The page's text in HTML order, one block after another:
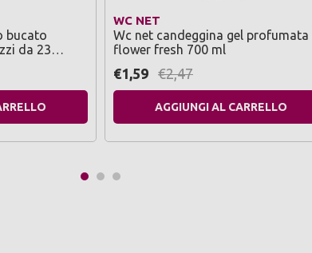
bucato
da 23
WC NET
Wc net candeggina gel profumata
flower fresh 700 ml
€1,59 €2,47
AGGIUNGI AL CARRELLO